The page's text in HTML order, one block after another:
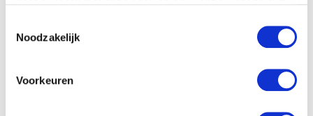
Noodzakelijk
Voorkeuren